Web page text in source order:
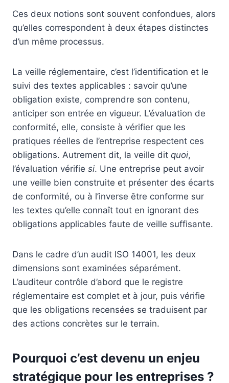
Ces deux notions sont souvent confondues, alors
qu’elles correspondent à deux étapes distinctes
d’un même processus.
La veille réglementaire, c’est l’identification et le
suivi des textes applicables : savoir qu’une
obligation existe, comprendre son contenu,
anticiper son entrée en vigueur. L’évaluation de
conformité, elle, consiste à vérifier que les
pratiques réelles de l’entreprise respectent ces
obligations. Autrement dit, la veille dit quoi,
l’évaluation vérifie si. Une entreprise peut avoir
une veille bien construite et présenter des écarts
de conformité, ou à l’inverse être conforme sur
les textes qu’elle connaît tout en ignorant des
obligations applicables faute de veille suffisante.
Dans le cadre d’un audit ISO 14001, les deux
dimensions sont examinées séparément.
L’auditeur contrôle d’abord que le registre
réglementaire est complet et à jour, puis vérifie
que les obligations recensées se traduisent par
des actions concrètes sur le terrain.
Pourquoi c’est devenu un enjeu
stratégique pour les entreprises ?